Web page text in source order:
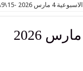
رمضان وأهله
عروض لولو الرياض الاسبوعية 4 مارس 2026